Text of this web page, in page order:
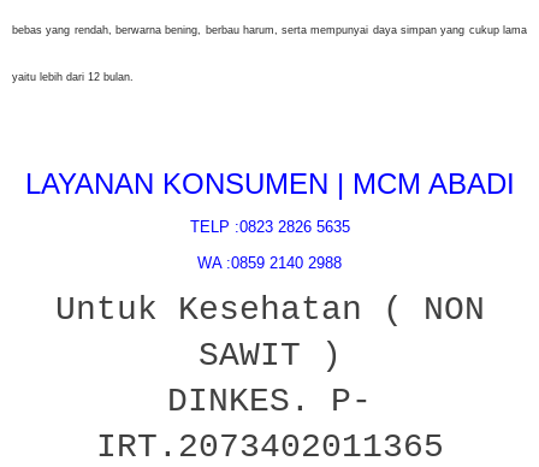
bebas yang rendah, berwarna bening, berbau harum, serta mempunyai daya simpan yang cukup lama
yaitu lebih dari 12 bulan.
LAYANAN KONSUMEN | MCM ABADI
TELP :0823 2826 5635
WA :0859 2140 2988
Untuk Kesehatan ( NON
SAWIT )
DINKES. P-
IRT.2073402011365